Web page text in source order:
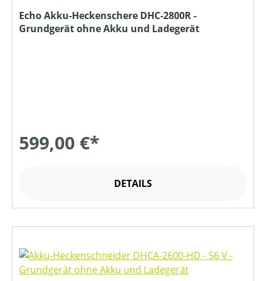
Echo Akku-Heckenschere DHC-2800R -
Grundgerät ohne Akku und Ladegerät
599,00 €*
DETAILS